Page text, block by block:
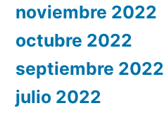
noviembre 2022
octubre 2022
septiembre 2022
julio 2022